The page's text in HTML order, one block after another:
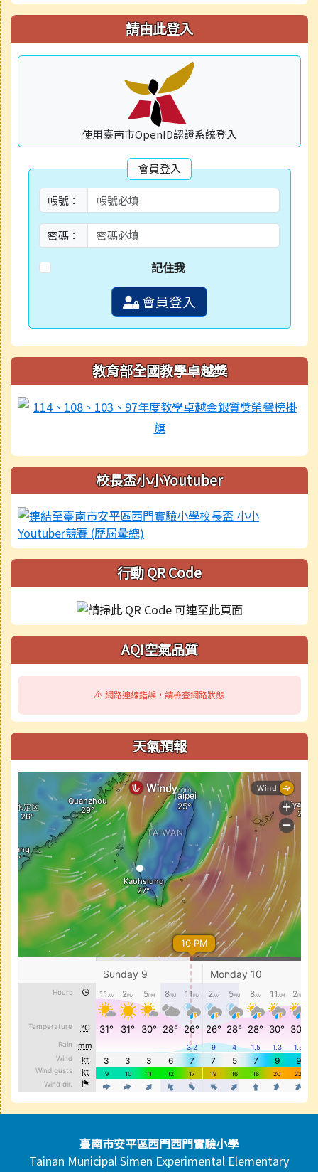
請由此登入
使用臺南市OpenID認證系統登入
會員登入
帳號：
密碼：
記住我
會員登入
教育部全國教學卓越獎
校長盃小小Youtuber
行動 QR Code
AQI空氣品質
⚠️ 網路連線錯誤，請檢查網路狀態
天氣預報
頁尾區域內容臺南市安平區西門西門實驗小學
Tainan Municipal Simen Experimental Elementary